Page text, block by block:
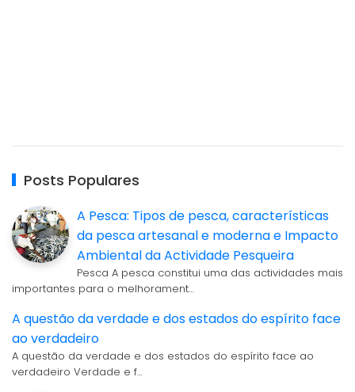
Posts Populares
A Pesca: Tipos de pesca, características
da pesca artesanal e moderna e Impacto
Ambiental da Actividade Pesqueira
Pesca A pesca constitui uma das actividades mais
importantes para o melhorament…
A questão da verdade e dos estados do espírito face
ao verdadeiro
A questão da verdade e dos estados do espírito face ao
verdadeiro Verdade e f…